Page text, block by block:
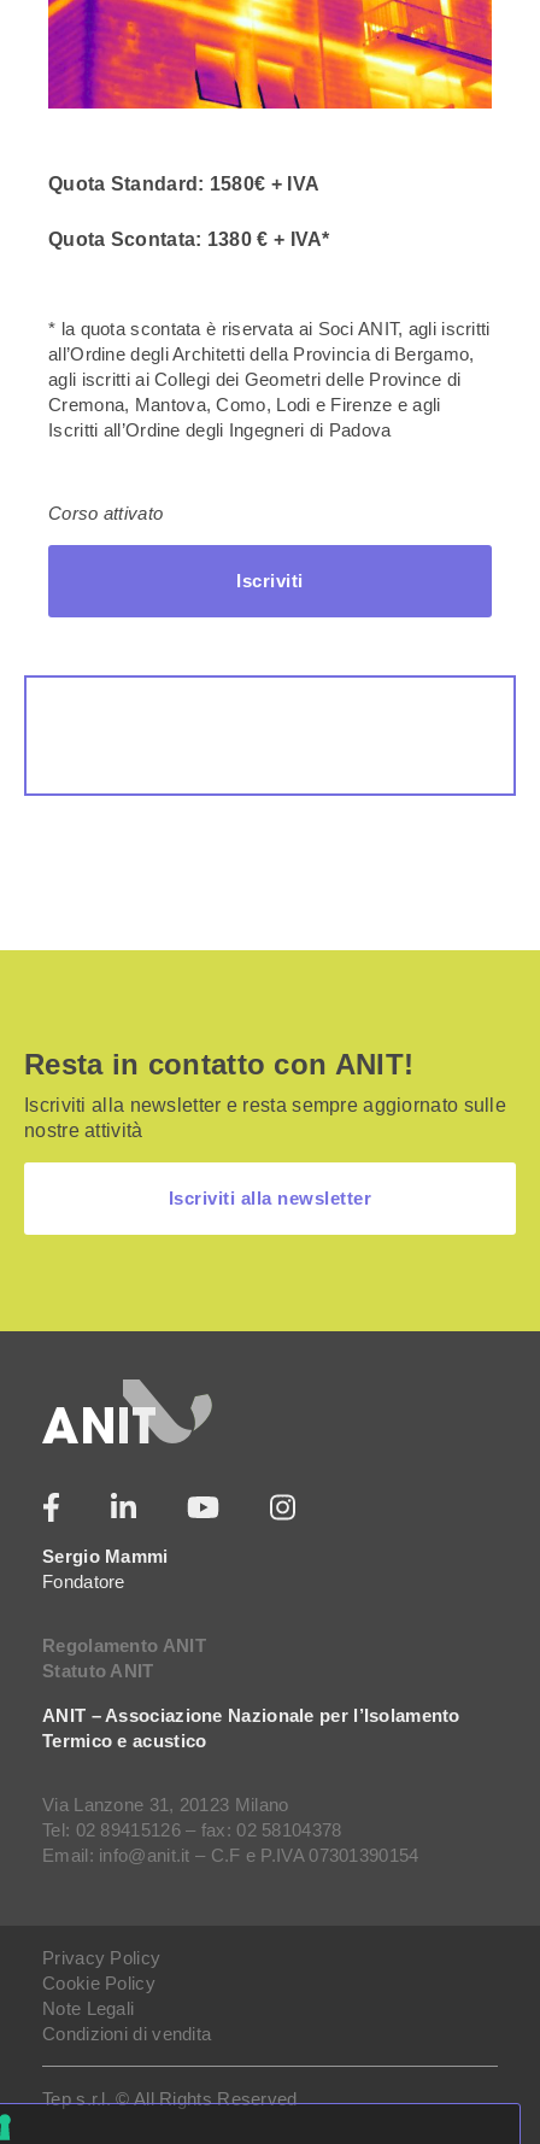
Quota Standard: 1580€ + IVA
Quota Scontata: 1380 € + IVA*
* la quota scontata è riservata ai Soci ANIT, agli iscritti
all’Ordine degli Architetti della Provincia di Bergamo,
agli iscritti ai Collegi dei Geometri delle Province di
Cremona, Mantova, Como, Lodi e Firenze e agli
Iscritti all’Ordine degli Ingegneri di Padova
Corso attivato
Iscriviti
Resta in contatto con ANIT!
Iscriviti alla newsletter e resta sempre aggiornato sulle
nostre attività
Iscriviti alla newsletter
Sergio Mammi
Fondatore
Regolamento ANIT
Statuto ANIT
ANIT – Associazione Nazionale per l’Isolamento
Termico e acustico
Via Lanzone 31, 20123 Milano
Tel: 02 89415126 – fax: 02 58104378
Email: info@anit.it – C.F e P.IVA 07301390154
Tep s.r.l. © All Rights Reserved
Privacy Policy
Cookie Policy
Note Legali
Condizioni di vendita